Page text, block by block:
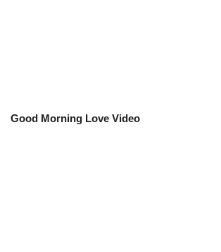
Good Morning Love Video